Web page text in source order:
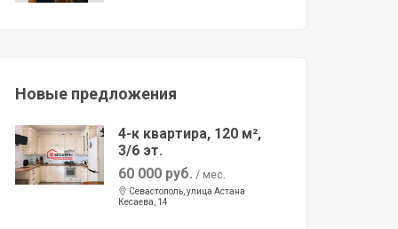
Новые предложения
4-к квартира, 120 м²,
3/6 эт.
60 000 руб. / мес.
Севастополь, улица Астана
Кесаева, 14